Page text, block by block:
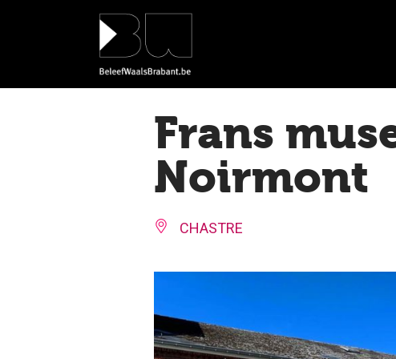
Frans
Noirmont
CHASTRE